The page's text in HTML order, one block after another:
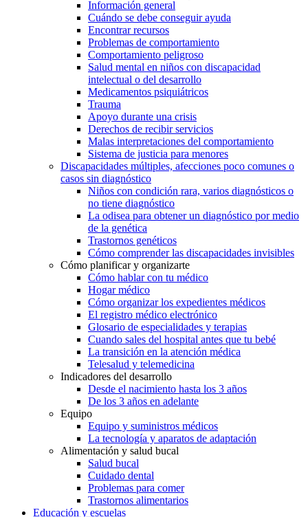
Información general
Cuándo se debe conseguir ayuda
Encontrar recursos
Problemas de comportamiento
Comportamiento peligroso
Salud mental en niños con discapacidad
intelectual o del desarrollo
Medicamentos psiquiátricos
Trauma
Apoyo durante una crisis
Derechos de recibir servicios
Malas interpretaciones del comportamiento
Sistema de justicia para menores
Discapacidades múltiples, afecciones poco comunes o
casos sin diagnóstico
Niños con condición rara, varios diagnósticos o
no tiene diagnóstico
La odisea para obtener un diagnóstico por medio
de la genética
Trastornos genéticos
Cómo comprender las discapacidades invisibles
Cómo planificar y organizarte
Cómo hablar con tu médico
Hogar médico
Cómo organizar los expedientes médicos
El registro médico electrónico
Glosario de especialidades y terapias
Cuando sales del hospital antes que tu bebé
La transición en la atención médica
Telesalud y telemedicina
Indicadores del desarrollo
Desde el nacimiento hasta los 3 años
De los 3 años en adelante
Equipo
Equipo y suministros médicos
La tecnología y aparatos de adaptación
Alimentación y salud bucal
Salud bucal
Cuidado dental
Problemas para comer
Trastornos alimentarios
Educación y escuelas